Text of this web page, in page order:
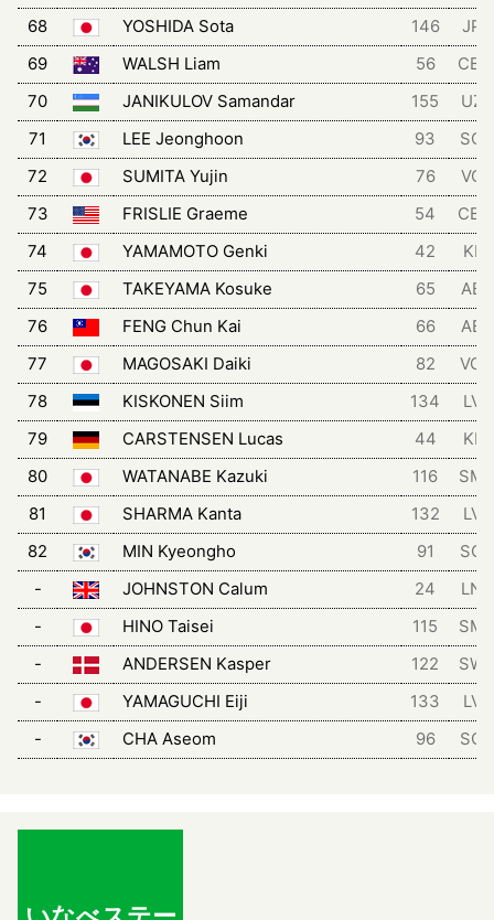
68 YOSHIDA Sota 146
JPN
69
WALSH Liam 56
70
JANIKULOV Samandar 155
UZB
71
LEE Jeonghoon 93
SCT
72
SUMITA Yujin 76
VCF
73
FRISLIE Graeme 54
74
YAMAMOTO Genki 42
KIN
75
TAKEYAMA Kosuke 65
ABZ
76
FENG Chun Kai 66
ABZ
77
MAGOSAKI Daiki 82
VCH
78
KISKONEN Siim 134
LVF
79
CARSTENSEN Lucas 44
KIN
80
WATANABE Kazuki 116
81
SHARMA Kanta 132
LVF
82
MIN Kyeongho 91
SCT
-
JOHNSTON Calum 24
LNS
-
HINO Taisei 115
-
ANDERSEN Kasper 122
-
YAMAGUCHI Eiji 133
LVF
-
CHA Aseom 96 SCT